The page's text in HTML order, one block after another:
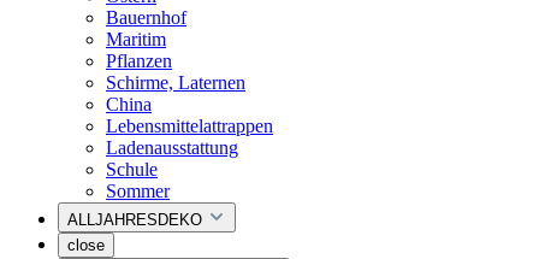
Bauernhof
Maritim
Pflanzen
Schirme, Laternen
China
Lebensmittelattrappen
Ladenausstattung
Schule
Sommer
ALLJAHRESDEKO
close